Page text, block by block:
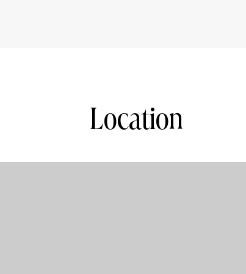
Location